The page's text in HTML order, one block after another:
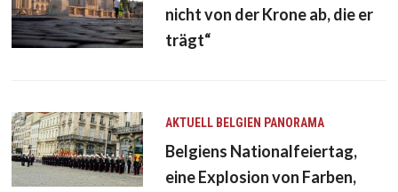
nicht von der Krone ab, die er
trägt“
AKTUELL BELGIEN PANORAMA
Belgiens Nationalfeiertag,
eine Explosion von Farben,